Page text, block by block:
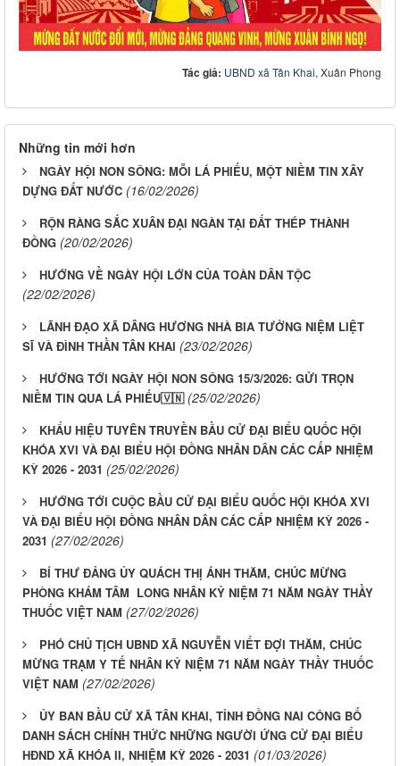
Tác giả: UBND xã Tân Khai, Xuân Phong
Những tin mới hơn
NGÀY HỘI NON SÔNG: MỖI LÁ PHIẾU, MỘT NIỀM TIN XÂY
DỰNG ĐẤT NƯỚC (16/02/2026)
RỘN RÀNG SẮC XUÂN ĐẠI NGÀN TẠI ĐẤT THÉP THÀNH
ĐỒNG (20/02/2026)
HƯỚNG VỀ NGÀY HỘI LỚN CỦA TOÀN DÂN TỘC
(22/02/2026)
LÃNH ĐẠO XÃ DÂNG HƯƠNG NHÀ BIA TƯỞNG NIỆM LIỆT
SĨ VÀ ĐÌNH THẦN TÂN KHAI (23/02/2026)
HƯỚNG TỚI NGÀY HỘI NON SÔNG 15/3/2026: GỬI TRỌN
NIỀM TIN QUA LÁ PHIẾU🇻🇳 (25/02/2026)
KHẨU HIỆU TUYÊN TRUYỀN BẦU CỬ ĐẠI BIỂU QUỐC HỘI
KHÓA XVI VÀ ĐẠI BIỂU HỘI ĐỒNG NHÂN DÂN CÁC CẤP NHIỆM
KỲ 2026 - 2031 (25/02/2026)
HƯỚNG TỚI CUỘC BẦU CỬ ĐẠI BIỂU QUỐC HỘI KHÓA XVI
VÀ ĐẠI BIỂU HỘI ĐỒNG NHÂN DÂN CÁC CẤP NHIỆM KỲ 2026 -
2031 (27/02/2026)
BÍ THƯ ĐẢNG ỦY QUÁCH THỊ ÁNH THĂM, CHÚC MỪNG
PHÒNG KHÁM TÂM LONG NHÂN KỶ NIỆM 71 NĂM NGÀY THẦY
THUỐC VIỆT NAM (27/02/2026)
PHÓ CHỦ TỊCH UBND XÃ NGUYỄN VIẾT ĐỢI THĂM, CHÚC
MỪNG TRẠM Y TẾ NHÂN KỶ NIỆM 71 NĂM NGÀY THẦY THUỐC
VIỆT NAM (27/02/2026)
ỦY BAN BẦU CỬ XÃ TÂN KHAI, TỈNH ĐỒNG NAI CÔNG BỐ
DANH SÁCH CHÍNH THỨC NHỮNG NGƯỜI ỨNG CỬ ĐẠI BIỂU
HĐND XÃ KHÓA II, NHIỆM KỲ 2026 - 2031 (01/03/2026)